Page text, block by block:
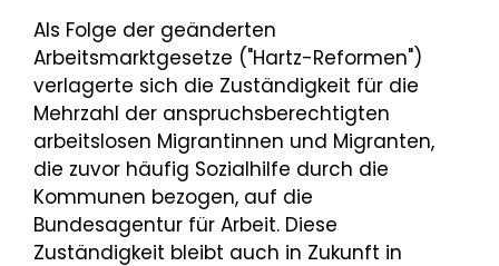
Als Folge der geänderten
Arbeitsmarktgesetze ("Hartz-Reformen")
verlagerte sich die Zuständigkeit für die
Mehrzahl der anspruchsberechtigten
arbeitslosen Migrantinnen und Migranten,
die zuvor häufig Sozialhilfe durch die
Kommunen bezogen, auf die
Bundesagentur für Arbeit. Diese
Zuständigkeit bleibt auch in Zukunft in